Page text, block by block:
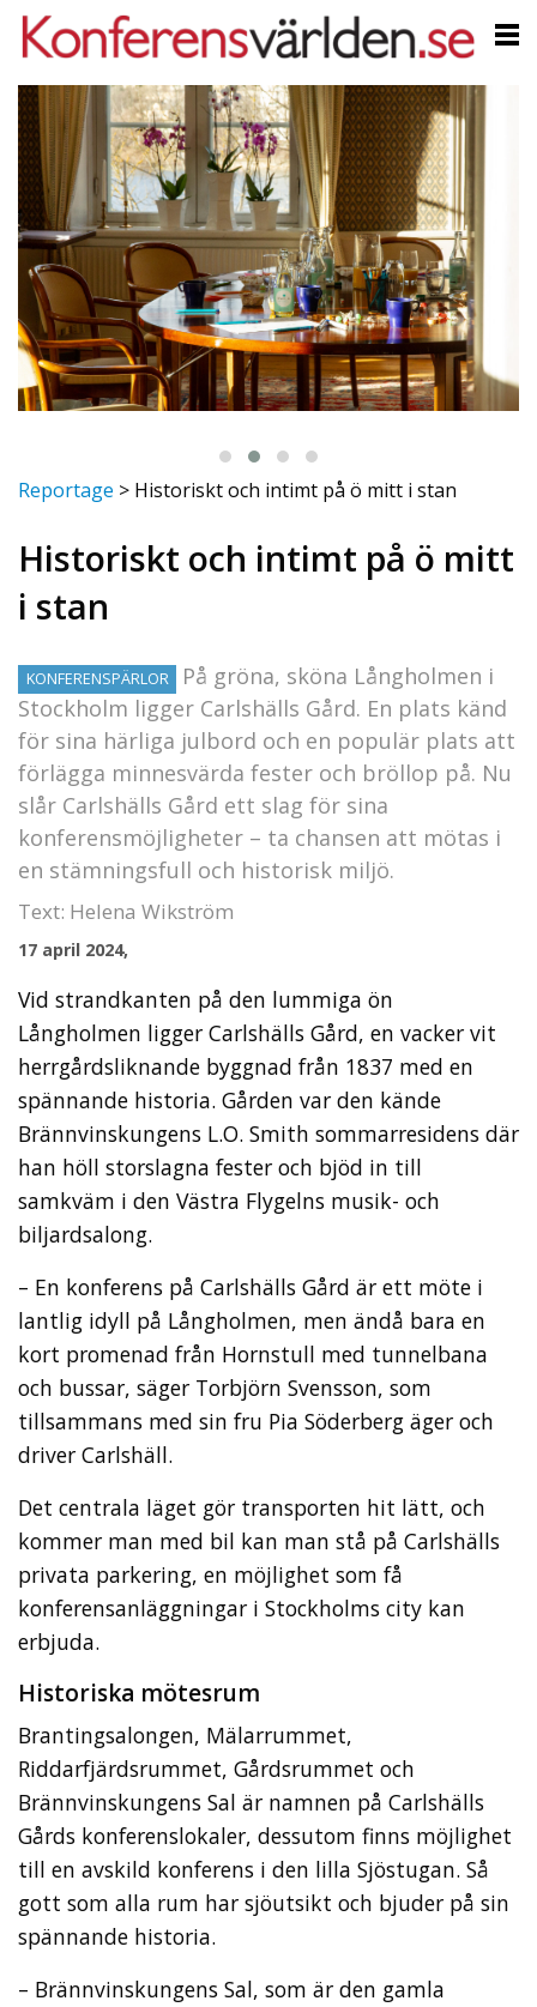
Reportage > Historiskt och intimt på ö mitt i stan
Historiskt och intimt på ö mitt
i stan
KONFERENSPÄRLOR
På gröna, sköna Långholmen i
Stockholm ligger Carlshälls Gård. En plats känd
för sina härliga julbord och en populär plats att
förlägga minnesvärda fester och bröllop på. Nu
slår Carlshälls Gård ett slag för sina
konferensmöjligheter – ta chansen att mötas i
en stämningsfull och historisk miljö.
Text: Helena Wikström
17 april 2024,
Vid strandkanten på den lummiga ön
Långholmen ligger Carlshälls Gård, en vacker vit
herrgårdsliknande byggnad från 1837 med en
spännande historia. Gården var den kände
Brännvinskungens L.O. Smith sommarresidens där
han höll storslagna fester och bjöd in till
samkväm i den Västra Flygelns musik- och
biljardsalong.
– En konferens på Carlshälls Gård är ett möte i
lantlig idyll på Långholmen, men ändå bara en
kort promenad från Hornstull med tunnelbana
och bussar, säger Torbjörn Svensson, som
tillsammans med sin fru Pia Söderberg äger och
driver Carlshäll.
Det centrala läget gör transporten hit lätt, och
kommer man med bil kan man stå på Carlshälls
privata parkering, en möjlighet som få
konferensanläggningar i Stockholms city kan
erbjuda.
Historiska mötesrum
Brantingsalongen, Mälarrummet,
Riddarfjärdsrummet, Gårdsrummet och
Brännvinskungens Sal är namnen på Carlshälls
Gårds konferenslokaler, dessutom finns möjlighet
till en avskild konferens i den lilla Sjöstugan. Så
gott som alla rum har sjöutsikt och bjuder på sin
spännande historia.
– Brännvinskungens Sal, som är den gamla